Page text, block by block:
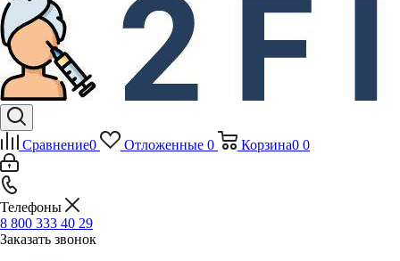
Сравнение0 Отложенные 0 Корзина0 0
Телефоны
8 800 333 40 29
Заказать звонок